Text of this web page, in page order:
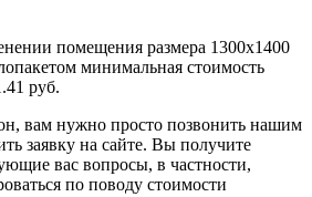
помещения размера 1300х1400
минимальная стоимость
руб.
вам нужно просто позвонить нашим
заявку на сайте. Вы получите
вас вопросы, в частности,
по поводу стоимости